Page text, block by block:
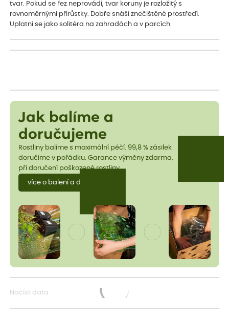
tvar. Pokud se řez neprovádí, tvar koruny je rozložitý s
rovnoměrnými přírůstky. Dobře snáší znečištěné prostředí.
Uplatní se jako solitéra na zahradách a v parcích.
Jak balíme a
doručujeme
Rostliny balíme s maximální péčí. 99,8 % zásilek
doručíme v pořádku. Garance výměny zdarma,
při doručení poškozené rostliny.
více o balení a dopravě
Načíst data